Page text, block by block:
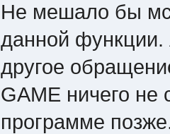
Не мешало бы
данной
другое
GAME ничего не
программе